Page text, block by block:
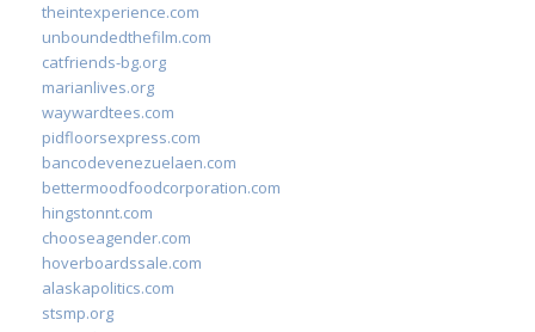
theintexperience.com
unboundedthefilm.com
catfriends-bg.org
marianlives.org
waywardtees.com
pidfloorsexpress.com
bancodevenezuelaen.com
bettermoodfoodcorporation.com
hingstonnt.com
chooseagender.com
hoverboardssale.com
alaskapolitics.com
stsmp.org